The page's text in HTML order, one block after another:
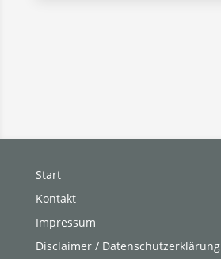
Start
Kontakt
Impressum
Disclaimer / Datenschutzerklärung